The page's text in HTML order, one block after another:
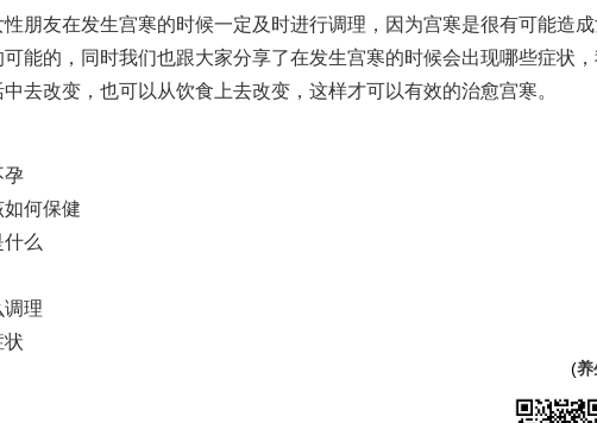
性朋友在发生宫寒的时候一定及时进行调理，因为宫寒是很有可能造
能的，同时我们也跟大家分享了在发生宫寒的时候会出现哪些症状
去改变，也可以从饮食上去改变，这样才可以有效的治愈宫寒。
孕
何保健
么
调理
状
(养